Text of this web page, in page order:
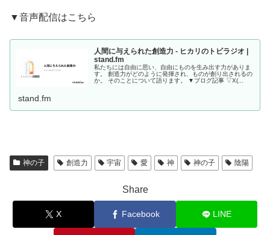
▼音声配信はこちら
人間に与えられた創造力 - ヒカリのトビラジオ |
stand.fm
私たちには自由に思い、自由にものを生み出す力がありま
す。 創造力がどのように発揮され、ものが創り出されるの
か。 そのことについて語ります。 ▼ブログ記事 ▽X(...
stand.fm
神の子 創造力 宇宙 愛 神 神の子 陰陽
Share
X Facebook LINE